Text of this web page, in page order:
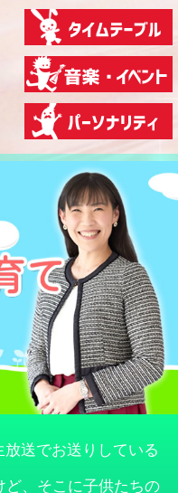
送でお送りしている
ど、そこに子供たちの